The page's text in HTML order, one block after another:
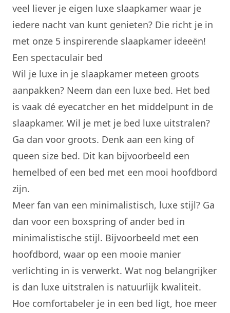
veel liever je eigen luxe slaapkamer waar je
iedere nacht van kunt genieten? Die richt je in
met onze 5 inspirerende slaapkamer ideeën!
Een spectaculair bed
Wil je luxe in je slaapkamer meteen groots
aanpakken? Neem dan een luxe bed. Het bed
is vaak dé eyecatcher en het middelpunt in de
slaapkamer. Wil je met je bed luxe uitstralen?
Ga dan voor groots. Denk aan een king of
queen size bed. Dit kan bijvoorbeeld een
hemelbed of een bed met een mooi hoofdbord
zijn.
Meer fan van een minimalistisch, luxe stijl? Ga
dan voor een boxspring of ander bed in
minimalistische stijl. Bijvoorbeeld met een
hoofdbord, waar op een mooie manier
verlichting in is verwerkt. Wat nog belangrijker
is dan luxe uitstralen is natuurlijk kwaliteit.
Hoe comfortabeler je in een bed ligt, hoe meer